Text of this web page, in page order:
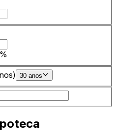
%
30 anos